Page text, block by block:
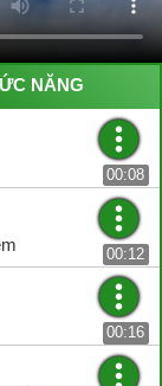
NĂNG
00:08
00:12
00:16